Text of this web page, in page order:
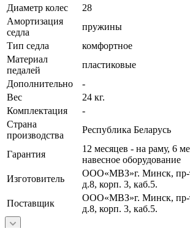
Диаметр колес
28
Амортизация
седла
пружины
Тип седла
комфортное
Материал
педалей
пластиковые
Дополнительно
-
Вес
24 кг.
Комплектация
-
Страна
производства
Республика Беларусь
Гарантия
12 месяцев - на раму, 6
навесное оборудование
Изготовитель
ООО«МВЗ»г. Минск, пр-
д.8, корп. 3, каб.5.
Поставщик
ООО«МВЗ»г. Минск, пр-
д.8, корп. 3, каб.5.